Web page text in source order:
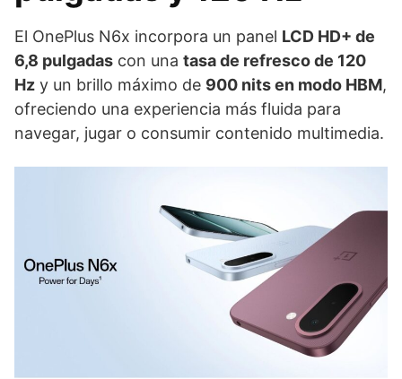
El OnePlus N6x incorpora un panel LCD HD+ de
6,8 pulgadas con una tasa de refresco de 120
Hz y un brillo máximo de 900 nits en modo HBM,
ofreciendo una experiencia más fluida para
navegar, jugar o consumir contenido multimedia.